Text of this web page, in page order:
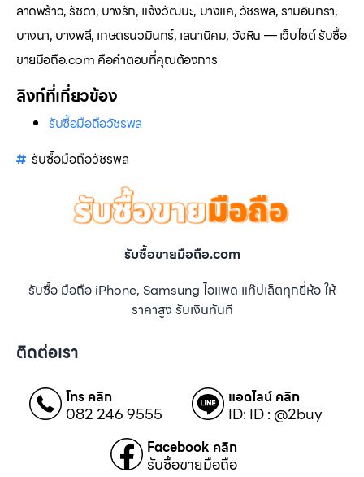
ลาดพร้าว, รัชดา, บางรัก, แจ้งวัฒนะ, บางแค, วัชรพล, รามอินทรา,
บางนา, บางพลี, เกษตรนวมินทร์, เสนานิคม, วังหิน — เว็บไซต์ รับซื้อ
ขายมือถือ.com คือคำตอบที่คุณต้องการ
ลิงก์ที่เกี่ยวข้อง
รับซื้อมือถือวัชรพล
รับซื้อมือถือวัชรพล
รับซื้อขายมือถือ.com
รับซื้อ มือถือ iPhone, Samsung ไอแพด แท๊ปเล็ตทุกยี่ห้อ ให้
ราคาสูง รับเงินทันที
ติดต่อเรา
โทร คลิก
082 246 9555
แอดไลน์ คลิก
ID: ID : @2buy
Facebook คลิก
รับซื้อขายมือถือ